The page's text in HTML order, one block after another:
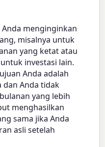
menginginkan
misalnya untuk
yang ketat atau
investasi lain.
Anda adalah
Anda tidak
yang lebih
menghasilkan
sama jika Anda
asli setelah